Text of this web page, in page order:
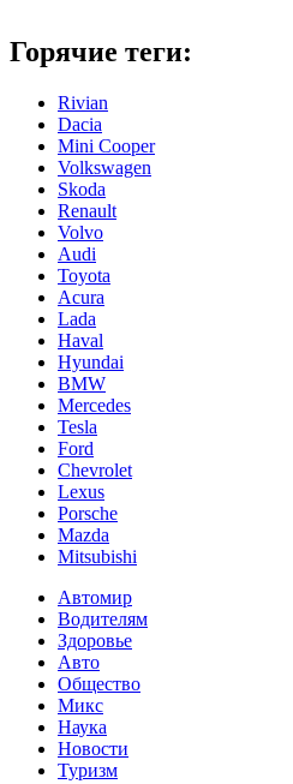
Горячие теги:
Rivian
Dacia
Mini Cooper
Volkswagen
Skoda
Renault
Volvo
Audi
Toyota
Acura
Lada
Haval
Hyundai
BMW
Mercedes
Tesla
Ford
Chevrolet
Lexus
Porsche
Mazda
Mitsubishi
Автомир
Водителям
Здоровье
Авто
Общество
Микс
Наука
Новости
Туризм